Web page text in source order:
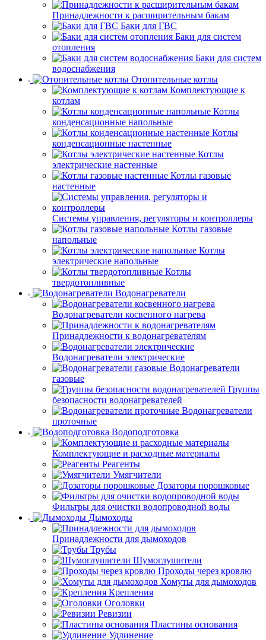
Принадлежности к расширительным бакам
Баки для ГВС
Баки для систем
отопления
Баки для систем
водоснабжения
Отопительные котлы
Комплектующие к
котлам
Котлы
конденсационные напольные
Котлы
конденсационные настенные
Котлы
электрические настенные
Котлы газовые
настенные
Системы управления, регуляторы и контроллеры
Котлы газовые
напольные
Котлы
электрические напольные
Котлы
твердотопливные
Водонагреватели
Водонагреватели косвенного нагрева
Принадлежности к водонагревателям
Водонагреватели электрические
Водонагреватели
газовые
Группы
безопасности водонагревателей
Водонагреватели
проточные
Водоподготовка
Комплектующие и расходные материалы
Реагенты
Умягчители
Дозаторы порошковые
Фильтры для очистки водопроводной воды
Дымоходы
Принадлежности для дымоходов
Трубы
Шумоглушители
Проходы через кровлю
Хомуты для дымоходов
Крепления
Оголовки
Ревизии
Пластины основания
Удлинение